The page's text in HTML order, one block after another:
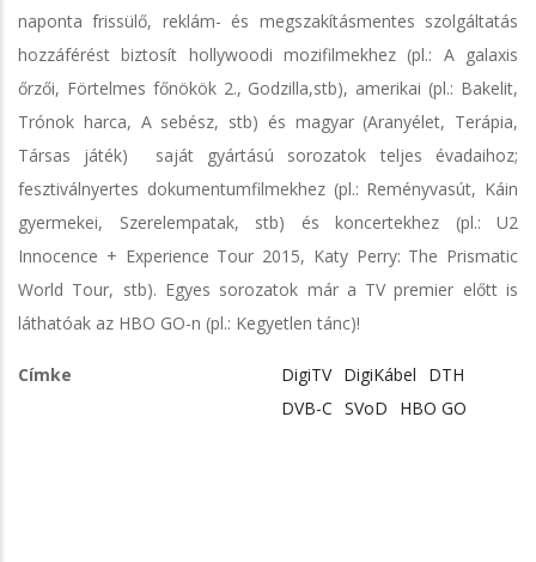
naponta frissülő, reklám- és megszakításmentes szolgáltatás
hozzáférést biztosít hollywoodi mozifilmekhez (pl.: A galaxis
őrzői, Förtelmes főnökök 2., Godzilla,stb), amerikai (pl.: Bakelit,
Trónok harca, A sebész, stb) és magyar (Aranyélet, Terápia,
Társas játék) saját gyártású sorozatok teljes évadaihoz;
fesztiválnyertes dokumentumfilmekhez (pl.: Reményvasút, Káin
gyermekei, Szerelempatak, stb) és koncertekhez (pl.: U2
Innocence + Experience Tour 2015, Katy Perry: The Prismatic
World Tour, stb). Egyes sorozatok már a TV premier előtt is
láthatóak az HBO GO-n (pl.: Kegyetlen tánc)!
Címke DigiTV DigiKábel
DTH
DVB-C SVoD HBO GO